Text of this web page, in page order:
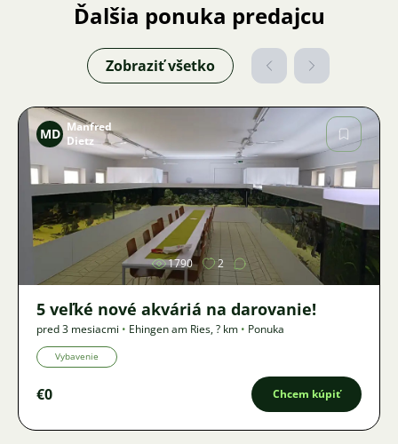
Ďalšia ponuka predajcu
Zobraziť všetko
Obrázok
MD Manfred
Dietz
1790 2
5 veľké nové akváriá na darovanie!
pred 3 mesiacmi • Ehingen am Ries,? km • Ponuka
Vybavenie
€0 Chcem kúpiť